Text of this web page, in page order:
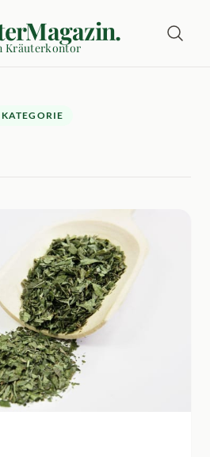
Kräuterkontor
KATEGORIE